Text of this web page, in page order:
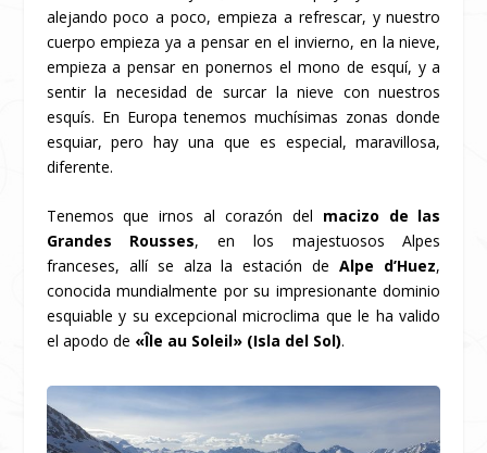
alejando poco a poco, empieza a refrescar, y nuestro
cuerpo empieza ya a pensar en el invierno, en la nieve,
empieza a pensar en ponernos el mono de esquí, y a
sentir la necesidad de surcar la nieve con nuestros
esquís. En Europa tenemos muchísimas zonas donde
esquiar, pero hay una que es especial, maravillosa,
diferente.
Tenemos que irnos al corazón del macizo de las
Grandes Rousses, en los majestuosos Alpes
franceses, allí se alza la estación deAlpe d’Huez,
conocida mundialmente por su impresionante dominio
esquiable y su excepcional microclima que le ha valido
el apodo de «Île au Soleil» (Isla del Sol).